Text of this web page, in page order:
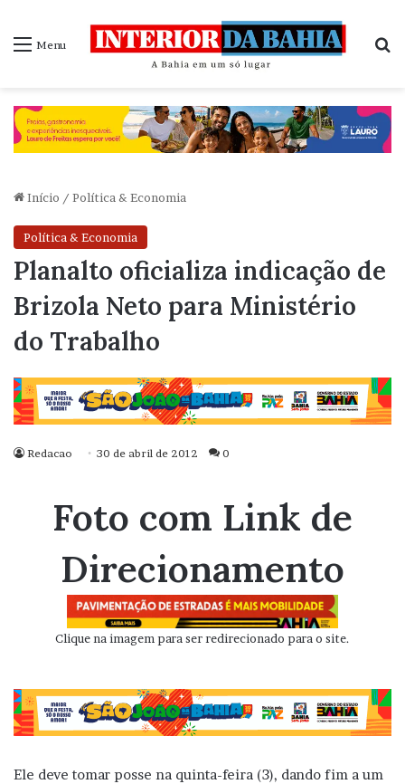
Menu
Início / Política & Economia
Política & Economia
Planalto oficializa indicação de
Brizola Neto para Ministério
do Trabalho
Redacao 30 de abril de 2012 0
Foto com Link de
Direcionamento
Clique na imagem para ser redirecionado para o site.
Ele deve tomar posse na quinta-feira (3), dando fim a um